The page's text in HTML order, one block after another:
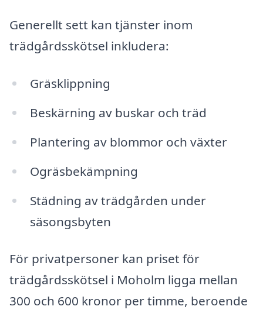
Generellt sett kan tjänster inom
trädgårdsskötsel inkludera:
Gräsklippning
Beskärning av buskar och träd
Plantering av blommor och växter
Ogräsbekämpning
Städning av trädgården under
säsongsbyten
För privatpersoner kan priset för
trädgårdsskötsel i Moholm ligga mellan
300 och 600 kronor per timme, beroende